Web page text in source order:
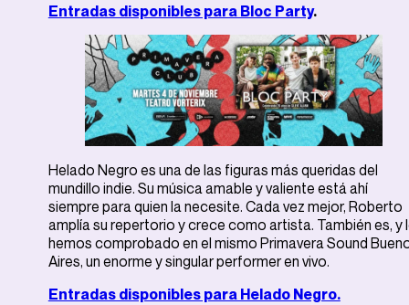
Entradas disponibles para Bloc Party.
Helado Negro es una de las figuras más queridas del
mundillo indie. Su música amable y valiente está ahí
siempre para quien la necesite. Cada vez mejor, Roberto
amplía su repertorio y crece como artista. También es, y
hemos comprobado en el mismo Primavera Sound
Aires, un enorme y singular performer en vivo.
Entradas disponibles para Helado Negro.